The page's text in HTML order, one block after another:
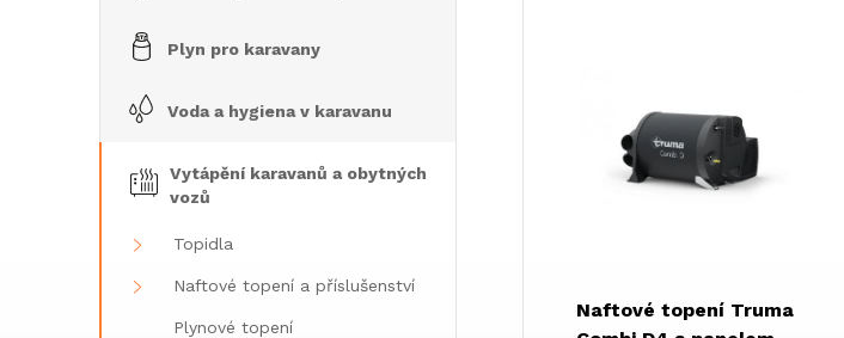
Plyn pro karavany
Voda a hygiena v karavanu
Vytápění karavanů a obytných
vozů
Topidla
Naftové topení a příslušenství
Plynové topení
Naftové topení Truma